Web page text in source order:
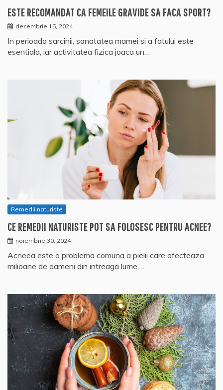
ESTE RECOMANDAT CA FEMEILE GRAVIDE SA FACA SPORT?
decembrie 15, 2024
In perioada sarcinii, sanatatea mamei si a fatului este
esentiala, iar activitatea fizica joaca un…
Remedii naturiste
CE REMEDII NATURISTE POT SA FOLOSESC PENTRU ACNEE?
noiembrie 30, 2024
Acneea este o problema comuna a pielii care afecteaza
milioane de oameni din intreaga lume,…